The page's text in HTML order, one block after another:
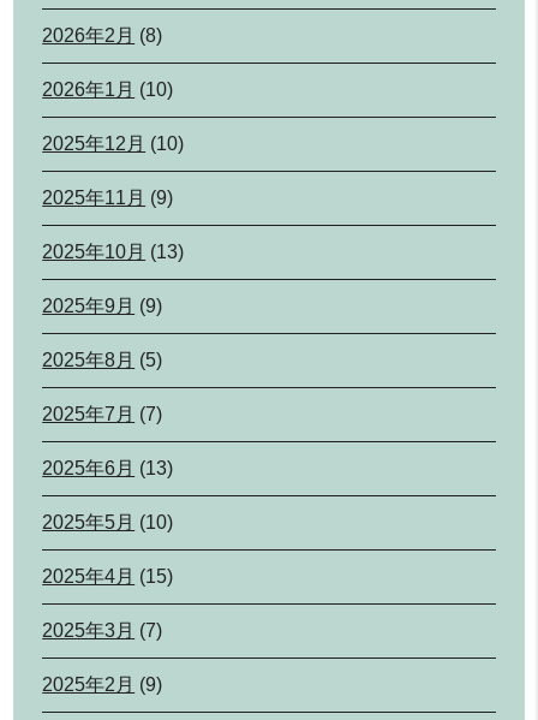
2026年2月 (8)
2026年1月 (10)
2025年12月 (10)
2025年11月 (9)
2025年10月 (13)
2025年9月 (9)
2025年8月 (5)
2025年7月 (7)
2025年6月 (13)
2025年5月 (10)
2025年4月 (15)
2025年3月 (7)
2025年2月 (9)